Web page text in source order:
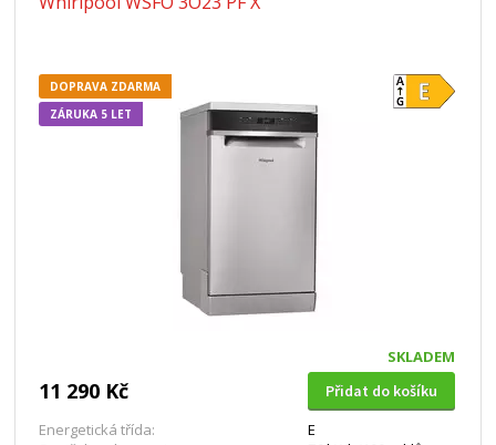
DOPRAVA ZDARMA
ZÁRUKA 5 LET
SKLADEM
11 290 Kč
Přidat do košíku
Energetická třída:
E